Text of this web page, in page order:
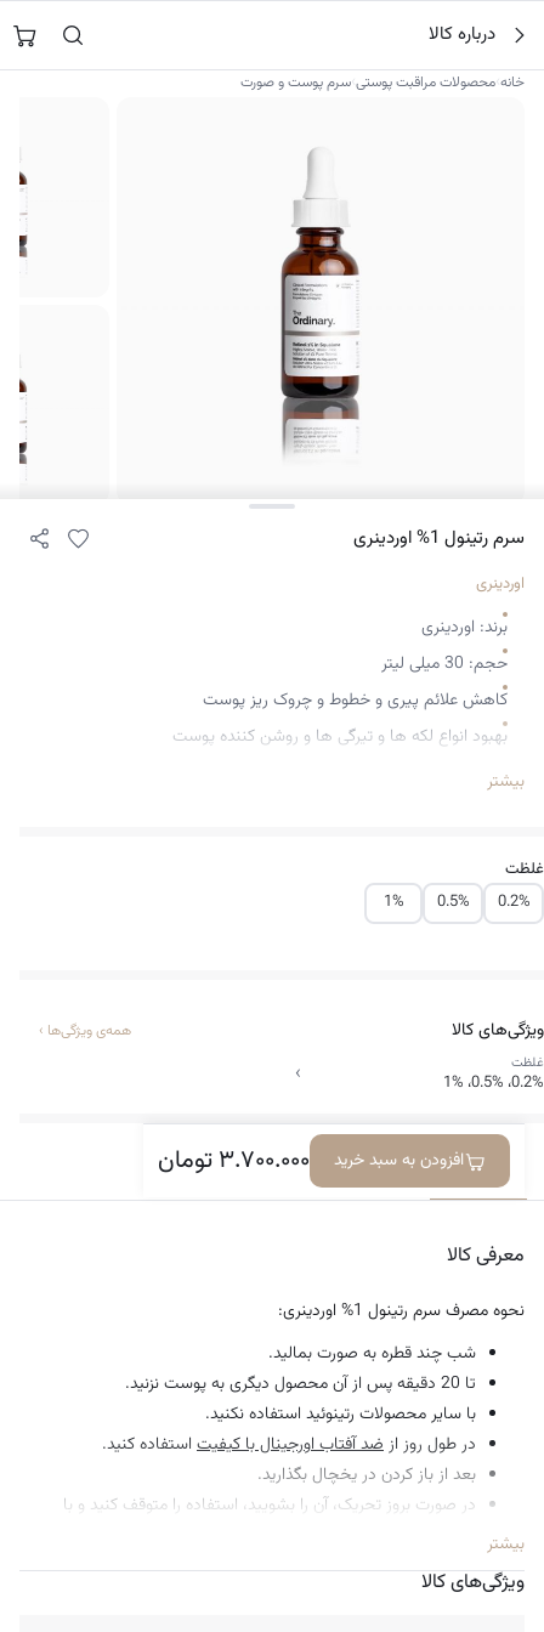
محتوا
جستجو در
درباره کالا
خانه›محصولات مراقبت پوستی›سرم پوست و صورت
سرم رتینول 1% اوردینری
اوردینری
برند: اوردینری
حجم: 30 میلی لیتر
کاهش علائم پیری و خطوط و چروک ریز پوست
بهبود انواع لکه ها و تیرگی ها و روشن کننده پوست
لایه برداری سطحی و رفع لایه های مرده پوست
کاهش جوش و آکنه های صورت
یکدست کننده ناهمواری های بافت پوست
بیشتر
غلظت
0.2%
0.5%
1%
ویژگی‌های کالا همه‌ی ویژگی‌ها ›
غلظت
0.2%، 0.5%، 1% ›
۳.۷۰۰.۰۰۰تومان افزودن به سبد خریدمعرفی کالا ویژگی‌ها دیدگاه‌ها
معرفی کالا
نحوه مصرف سرم رتینول 1% اوردینری:
شب چند قطره به صورت بمالید.
تا 20 دقیقه پس از آن محصول دیگری به پوست نزنید.
با سایر محصولات رتینوئید استفاده نکنید.
در طول روز ازضد آفتاب اورجینال با کیفیت استفاده کنید.
بعد از باز کردن در یخچال بگذارید.
در صورت بروز تحریک، آن را بشویید، استفاده را متوقف کنید و با
تست پچ قبل از استفاده توصیه می شود.
دور از دسترس کودکان نگه دارید
بیشتر
ویژگی‌های کالا